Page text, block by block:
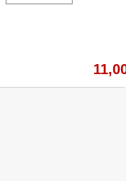
ス定員は少人数制の４～
ストラクターや仲間と行